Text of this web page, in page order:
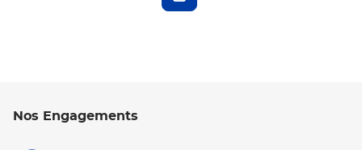
Nos Engagements